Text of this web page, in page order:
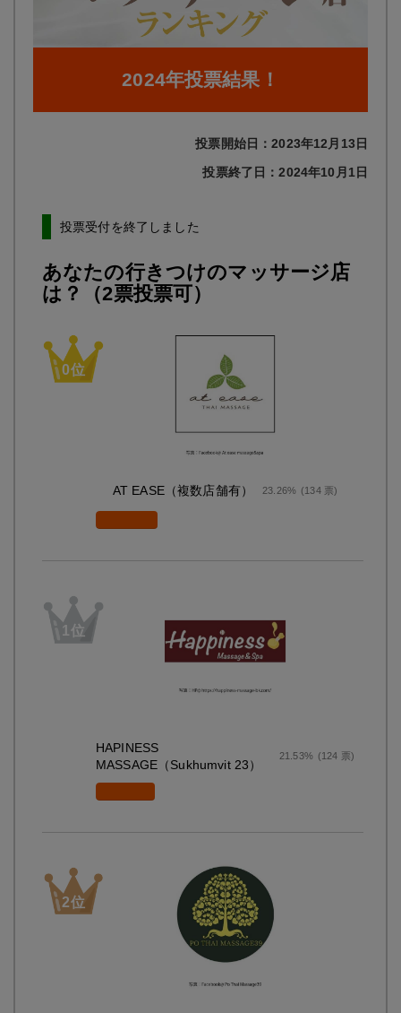
2024年投票結果！
投票開始日：2023年12月13日
投票終了日：2024年10月1日
投票受付を終了しました
あなたの行きつけのマッサージ店
は？（2票投票可）
AT EASE（複数店舗有） 23.26% (134 票)
HAPINESS
MASSAGE（Sukhumvit 23）
21.53% (124 票)